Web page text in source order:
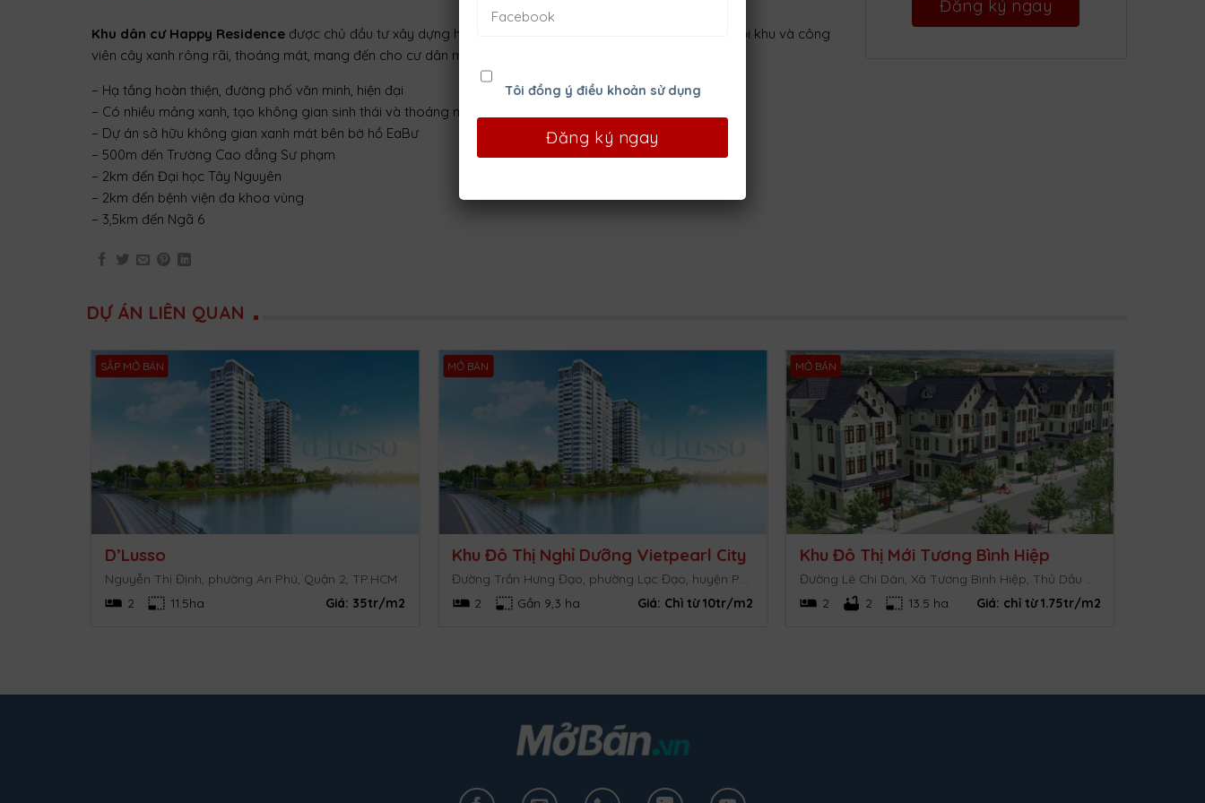
Khu dân cư Happy Residence được chủ đầu tư xây dựng hệ thống cơ sở hạ tầng hoàn thiện với đường nội khu và công
viên cây xanh rông rãi, thoáng mát, mang đến cho cư dân một cuộc sống đảm bảo chất lượng.
– Hạ tầng hoàn thiện, đường phố văn minh, hiện đại
– Có nhiều mảng xanh, tạo không gian sinh thái và thoáng mát
– Dự án sở hữu không gian xanh mát bên bờ hồ EaBư
– 500m đến Trường Cao đẳng Sư phạm
– 2km đến Đại học Tây Nguyên
– 2km đến bệnh viện đa khoa vùng
– 3,5km đến Ngã 6
DỰ ÁN LIÊN QUAN
SẮP MỞ BÁN
D’Lusso
Nguyễn Thị Định, phường An Phú, Quận 2, TP.HCM
2
11.5ha Giá: 35tr/m2
MỞ BÁN
Khu Đô Thị Nghỉ Dưỡng Vietpearl City
2
Gần 9,3 ha Giá: Chì từ 10tr/m2
MỞ BÁN
Khu Đô Thị Mới Tương Bình Hiệp
2
2 13.5 ha Giá: chỉ từ 1.75tr/m2
Tôi đồng ý điều khoản sử dụng